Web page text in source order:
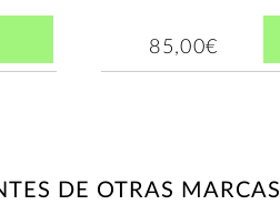
85,00€
DE OTRAS MARCAS